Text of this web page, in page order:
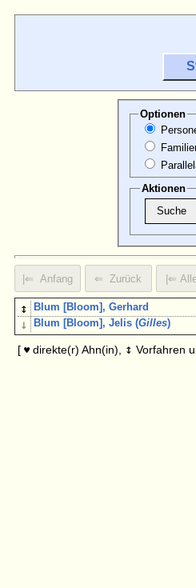
Optionen
Aktionen
↕ Blum [Bloom], Gerhard
↓ Blum [Bloom], Jelis (Gilles)
[ ♥ direkte(r) Ahn(in), ↕ Vorfahren